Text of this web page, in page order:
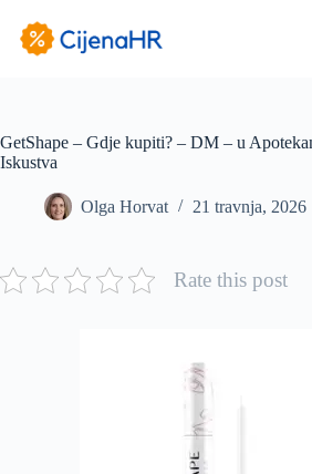
sadržaj
GetShape – Gdje kupiti? – DM – u
Iskustva
Olga Horvat 21 travnja, 2026
Rate this post